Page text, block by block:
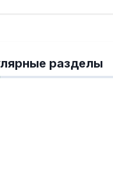
разделы